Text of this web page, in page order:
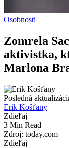
Osobnosti
Zomrela
aktivistka,
Marlona
Posledná
Erik Košťany
Zdieľaj
3 Min Read
Zdroj: today.com
Zdieľaj